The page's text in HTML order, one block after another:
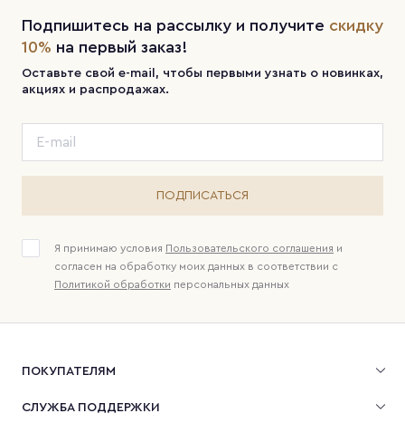
Подпишитесь на рассылку и получите скидку
10% на первый заказ!
Оставьте свой e-mail, чтобы первыми узнать о новинках,
акциях и распродажах.
ПОДПИСАТЬСЯ
Я принимаю условия Пользовательского соглашения и
согласен на обработку моих данных в соответствии с
Политикой обработки персональных данных
ПОКУПАТЕЛЯМ
СЛУЖБА ПОДДЕРЖКИ